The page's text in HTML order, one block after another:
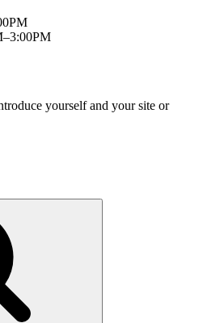
yourself and your site or